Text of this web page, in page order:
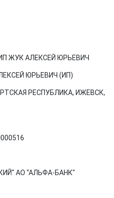
ЖУК АЛЕКСЕЙ ЮРЬЕВИЧ
ЮРЬЕВИЧ (ИП)
РЕСПУБЛИКА, ИЖЕВСК,
АО "АЛЬФА-БАНК"